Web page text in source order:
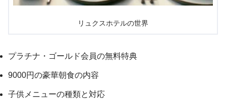
リュクスホテルの世界
プラチナ・ゴールド会員の無料特典
9000円の豪華朝食の内容
子供メニューの種類と対応